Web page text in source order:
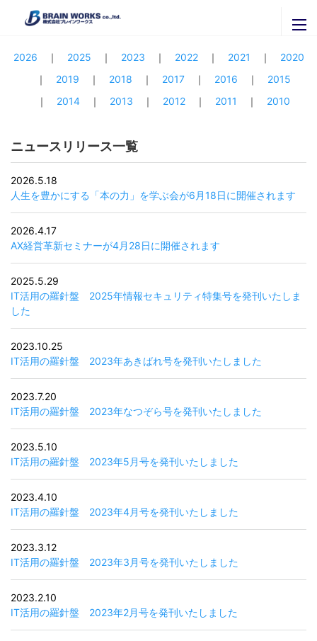
ブレインワークスの紹介
ブレインワークスを知る
代表者挨拶・プロフィール
官公庁・自治体のご担当者様へ
ニュースリリース
関連会社
株式会社ＩＴグローバルブレイン
株式会社ブレインナビオン
Brainworks ASIA CO.,Ltd
株式会社アグリマスターズ
採用専用ページ
お問い合わせ
サービス内容
書籍購入
エンジニア募集
パートナー募集
最新情報はこちらから
X
Facebook
経営革新支援事業、セキュリティサービス事業におけるコンサルティング・診断サー
ビス、ＩＴアウトソーシング事業におけるネットワーク構築・運用・保守サービス、
システム開発事業におけるシステム開発に関わる業務
2026 2025 2023 2022 2021
2020
2019
2018 2017 2016
2015
2014
2013 2012 2011 2010
ニュースリリース一覧
2026.5.18
人生を豊かにする「本の力」を学ぶ会が6月18日に開催されます
2026.4.17
AX経営革新セミナーが4月28日に開催されます
2025.5.29
IT活用の羅針盤 2025年情報セキュリティ特集号を発刊いたしま
した
2023.10.25
IT活用の羅針盤 2023年あきばれ号を発刊いたしました
2023.7.20
IT活用の羅針盤 2023年なつぞら号を発刊いたしました
2023.5.10
IT活用の羅針盤 2023年5月号を発刊いたしました
2023.4.10
IT活用の羅針盤 2023年4月号を発刊いたしました
2023.3.12
IT活用の羅針盤 2023年3月号を発刊いたしました
2023.2.10
IT活用の羅針盤 2023年2月号を発刊いたしました